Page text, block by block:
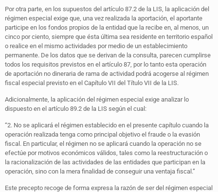
Por otra parte, en los supuestos del artículo 87.2 de la LIS, la aplicación del
régimen especial exige que, una vez realizada la aportación, el aportante
participe en los fondos propios de la entidad que la recibe en, al menos, un
cinco por ciento, siempre que ésta última sea residente en territorio español
o realice en el mismo actividades por medio de un establecimiento
permanente. De los datos que se derivan de la consulta, parecen cumplirse
todos los requisitos previstos en el artículo 87, por lo tanto esta operación
de aportación no dineraria de rama de actividad podrá acogerse al régimen
fiscal especial previsto en el Capítulo VII del Título VII de la LIS.
Adicionalmente, la aplicación del régimen especial exige analizar lo
dispuesto en el artículo 89.2 de la LIS según el cual:
“2. No se aplicará el régimen establecido en el presente capítulo cuando la
operación realizada tenga como principal objetivo el fraude o la evasión
fiscal. En particular, el régimen no se aplicará cuando la operación no se
efectúe por motivos económicos válidos, tales como la reestructuración o
la racionalización de las actividades de las entidades que participan en la
operación, sino con la mera finalidad de conseguir una ventaja fiscal.”
Este precepto recoge de forma expresa la razón de ser del régimen especial